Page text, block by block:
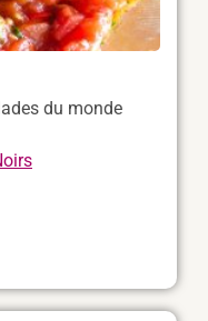
du monde